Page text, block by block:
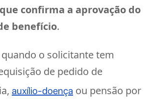
confirma a aprovação do
benefício.
o solicitante tem
de pedido de
auxílio-doença ou pensão por